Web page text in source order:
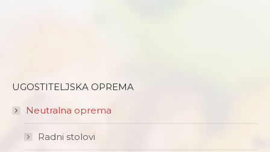
UGOSTITELJSKA OPREMA
Neutralna oprema
Radni stolovi